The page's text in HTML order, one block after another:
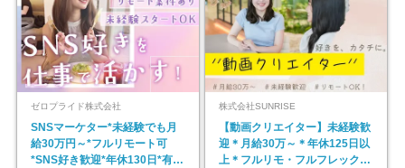
ゼロプライド株式会社
SNSマーケター*未経験でも月
給30万円～*フルリモート可
*SNS好き歓迎*年休130日*有休
株式会社SUNRISE
【動画クリエイター】未経験歓
迎＊月給30万～＊年休125日以
上＊フルリモ・フルフレックス